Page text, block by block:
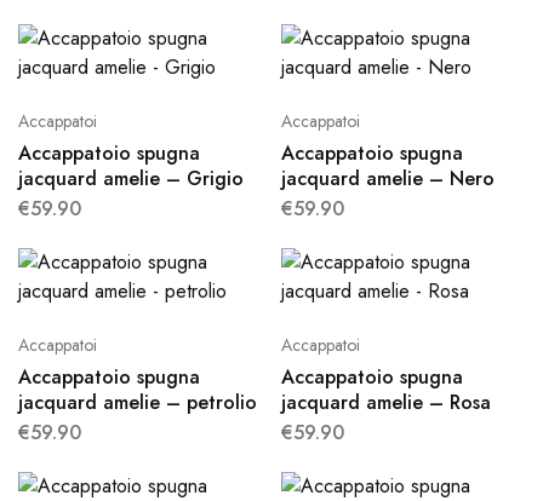
Accappatoi
Accappatoio spugna
jacquard amelie – Grigio
€59.90
Accappatoi
Accappatoio spugna
jacquard amelie – Nero
€59.90
Accappatoi
Accappatoio spugna
jacquard amelie – petrolio
€59.90
Accappatoi
Accappatoio spugna
jacquard amelie – Rosa
€59.90